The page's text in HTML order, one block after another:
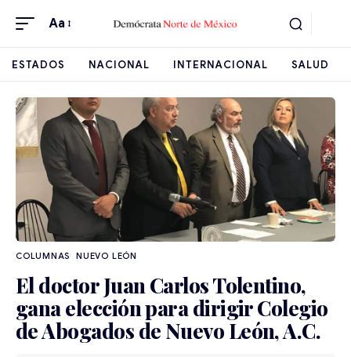
Aa
ESTADOS NACIONAL INTERNACIONAL SALUD
NUEVO LEÓN
El doctor Juan Carlos Tolentino,
gana elección para dirigir Colegio
de Abogados de Nuevo León, A.C.